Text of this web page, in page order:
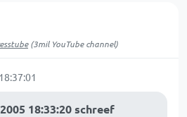
(3mil YouTube channel)
18:33:20 schreef